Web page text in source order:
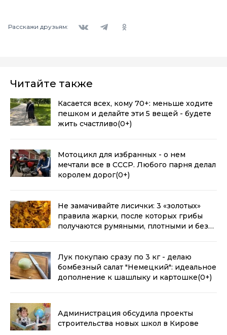
Расскажи друзьям:
Читайте также
Касается всех, кому 70+: меньше ходите
пешком и делайте эти 5 вещей - будете
жить счастливо(0+)
Мотоцикл для избранных - о нем
мечтали все в СССР. Любого парня делал
королем дорог(0+)
Не замачивайте лисички: 3 «золотых»
правила жарки, после которых грибы
получаются румяными, плотными и без
Лук покупаю сразу по 3 кг - делаю
бомбезный салат "Немецкий": идеальное
дополнение к шашлыку и картошке(0+)
Администрация обсудила проекты
строительства новых школ в Кирове